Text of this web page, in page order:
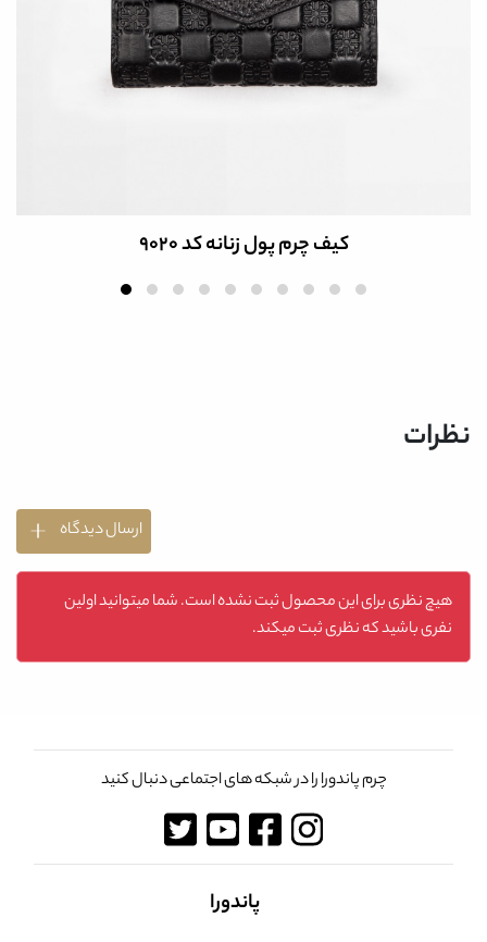
کیف چرم پول زنانه کد 9020
نظرات
ارسال دیدگاه
هیچ نظری برای این محصول ثبت نشده است. شما میتوانید اولین
نفری باشید که نظری ثبت میکند.
چرم پاندورا را در شبکه های اجتماعی دنبال کنید
پاندورا